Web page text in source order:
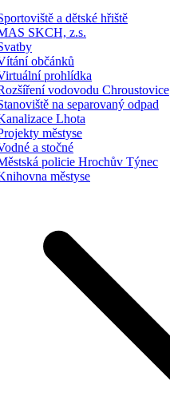
a dětské hřiště
SKCH, z.s.
občánků
prohlídka
vodovodu Chroustovice
na separovaný odpad
Lhota
městyse
a stočné
policie Hrochův Týnec
městyse